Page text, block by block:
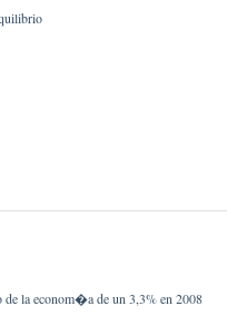
la econom�a de un 3,3% en 2008